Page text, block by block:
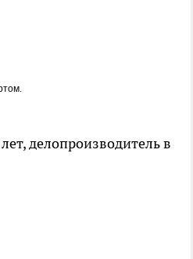
делопроизводитель в